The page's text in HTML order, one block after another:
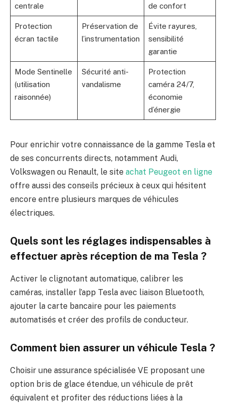
centrale
de confort
Protection
écran tactile
Préservation de
l’instrumentation
Évite rayures,
sensibilité
garantie
Mode Sentinelle
(utilisation
raisonnée)
Sécurité anti-
vandalisme
Protection
caméra 24/7,
économie
d’énergie
Pour enrichir votre connaissance de la gamme Tesla et
de ses concurrents directs, notamment Audi,
Volkswagen ou Renault, le site achat Peugeot en ligne
offre aussi des conseils précieux à ceux qui hésitent
encore entre plusieurs marques de véhicules
électriques.
Quels sont les réglages indispensables à
effectuer après réception de ma Tesla ?
Activer le clignotant automatique, calibrer les
caméras, installer l’app Tesla avec liaison Bluetooth,
ajouter la carte bancaire pour les paiements
automatisés et créer des profils de conducteur.
Comment bien assurer un véhicule Tesla ?
Choisir une assurance spécialisée VE proposant une
option bris de glace étendue, un véhicule de prêt
équivalent et profiter des réductions liées à la